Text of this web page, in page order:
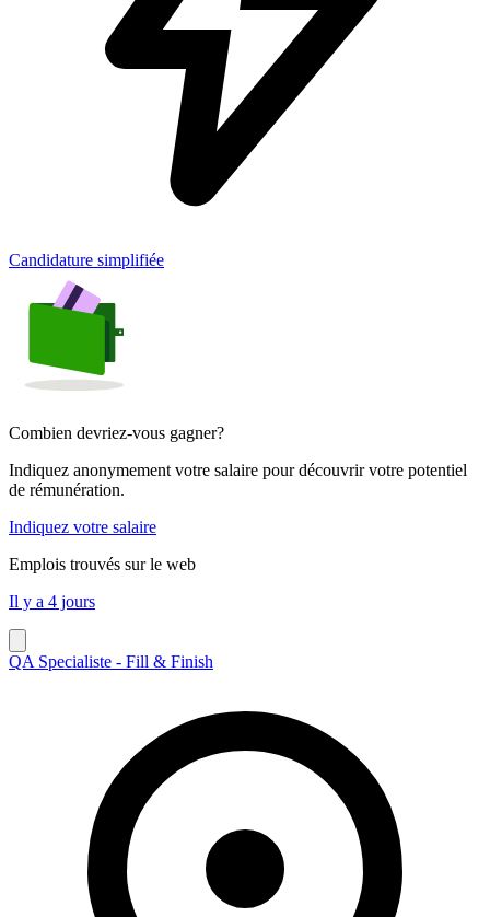
Candidature simplifiée
Combien devriez-vous gagner?
Indiquez anonymement votre salaire pour découvrir votre potentiel
de rémunération.
Indiquez votre salaire
Emplois trouvés sur le web
Il y a 4 jours
QA Specialiste - Fill & Finish